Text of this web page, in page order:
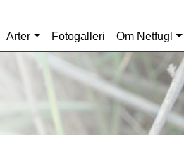
Arter Fotogalleri Om Netfugl